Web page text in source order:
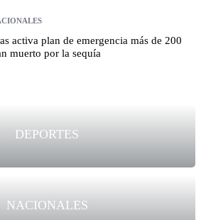
activa plan de emergencia más de 200
muerto por la sequía
DEPORTES
NACIONALES